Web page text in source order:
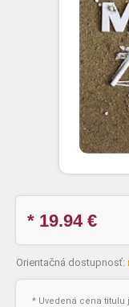
* 19.94€
Orientačná dostupnosť:
* Uvedená cena titulu